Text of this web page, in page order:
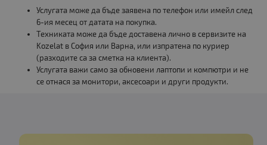
Услугата може да бъде заявена по телефон или имейл след
6-ия месец от датата на покупка.
Техниката може да бъде доставена лично в сервизите на
Kozelat в София или Варна, или изпратена по куриер
(разходите са за сметка на клиента).
Услугата важи само за обновени лаптопи и компютри и не
се отнася за монитори, аксесоари и други продукти.